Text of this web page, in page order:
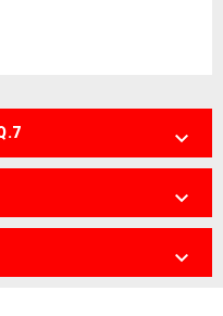


